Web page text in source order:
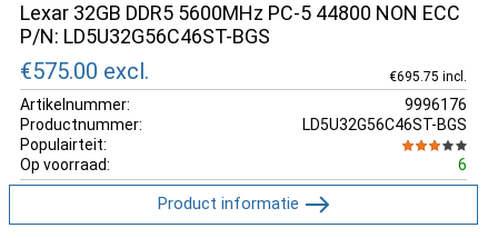
Lexar 32GB DDR5 5600MHz PC-5 44800 NON ECC
P/N: LD5U32G56C46ST-BGS
€575.00 excl. €695.75 incl.
Artikelnummer:
9996176
Productnummer:
LD5U32G56C46ST-BGS
Populairteit:
Op voorraad:
6
Product informatie